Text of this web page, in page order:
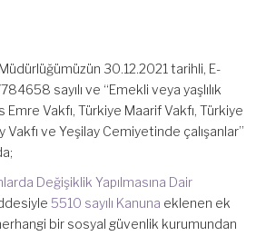
30.12.2021 tarihli, E-
sayılı ve “Emekli veya yaşlılık
Emre Vakfı, Türkiye Maarif Vakfı, Türkiye
Vakfı ve Yeşilay Cemiyetinde çalışanlar”
Değişiklik Yapılmasına Dair
5510 sayılı Kanuna eklenen ek
bir sosyal güvenlik kurumundan